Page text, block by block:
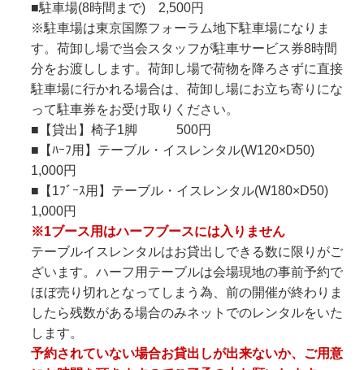
■駐車場(8時間まで) 2,500円
※駐車場は東京国際フォーラム地下駐車場になりま
す。荷卸し場で当会スタッフが駐車サービス券8時間
分をお渡しします。荷卸し場で荷物を降ろさずに直接
駐車場に行かれる場合は、荷卸し場にお立ち寄りにな
って駐車券をお受け取りください。
■【貸出】椅子1脚 500円
■【ﾊｰﾌ用】テーブル・イスレンタル(W120×D50)
1,000円
■【1ﾌﾞｰｽ用】テーブル・イスレンタル(W180×D50)
1,000円
※1ブース用はハーフブースには入りません
テーブルイスレンタルはお貸出しできる数に限りがご
ざいます。ハーフ用テーブルは会場現地の事前予約で
ほぼ売り切れとなってしまう為、前の開催が終わりま
したら残数がある場合のみネットでのレンタルをいた
します。
予約されていない場合お貸出しが出来ないか、ご用意